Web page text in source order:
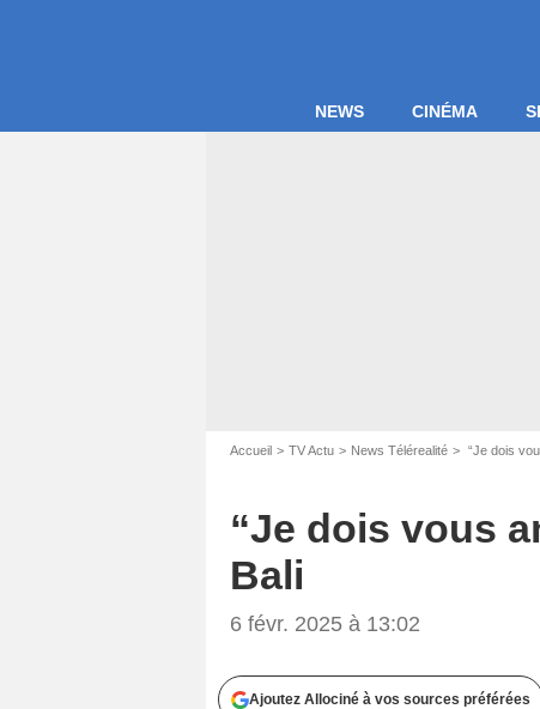
NEWS CINÉMA
Accueil TV Actu News Télérealité “Je dois
“Je dois vous
Bali
6 févr. 2025 à 13:02
Ajoutez Allociné à vos sources préférées